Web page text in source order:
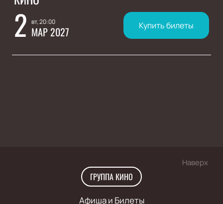
2 вт, 20:00
МАР 2027 Купить билеты
Наверх
ГРУППА КИНО
Афиша и Билеты